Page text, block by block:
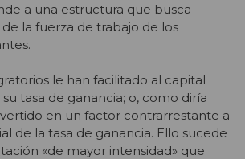
a una estructura que busca
la fuerza de trabajo de los
le han facilitado al capital
tasa de ganancia; o, como diría
en un factor contrarrestante a
de la tasa de ganancia. Ello sucede
«de mayor intensidad» que